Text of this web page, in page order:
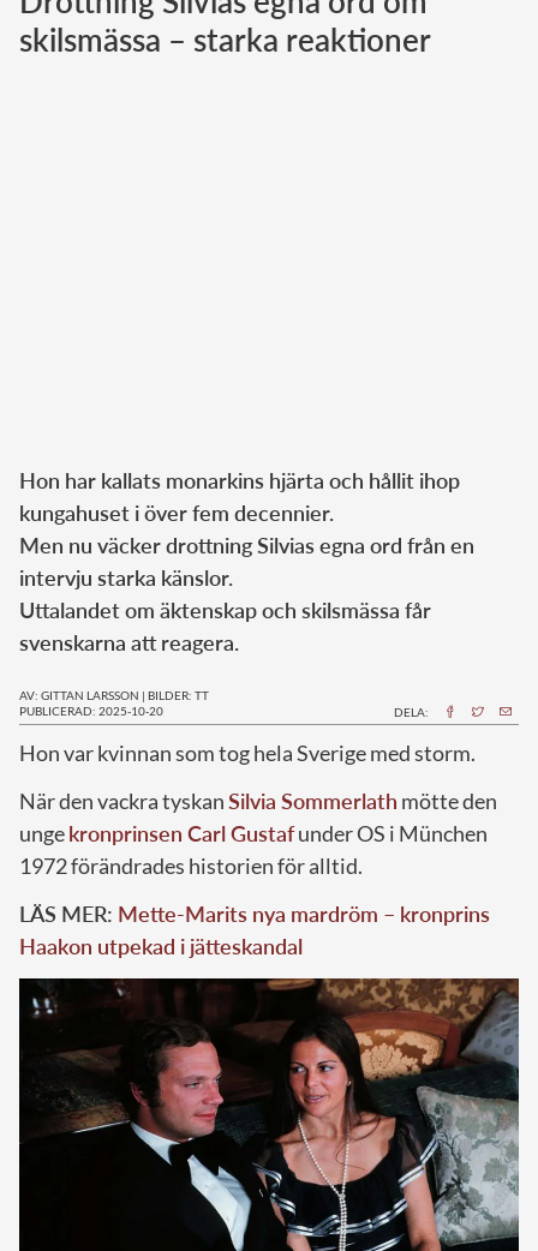
Norska kungahuset
skilsmässa – starka reaktioner
Hon har kallats monarkins hjärta och hållit ihop
kungahuset i över fem decennier.
Men nu väcker drottning Silvias egna ord från en
intervju starka känslor.
Uttalandet om äktenskap och skilsmässa får
svenskarna att reagera.
AV: GITTAN LARSSON | BILDER: TT
PUBLICERAD: 2025-10-20
DELA:
Hon var kvinnan som tog hela Sverige med storm.
När den vackra tyskanSilvia Sommerlath mötte den
ungekronprinsen Carl Gustafunder OS i München
1972 förändrades historien för alltid.
LÄS MER: Mette-Marits nya mardröm – kronprins
Haakon utpekad i jätteskandal